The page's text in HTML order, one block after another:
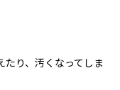
たり、汚くなってしま